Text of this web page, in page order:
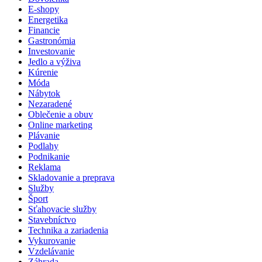
E-shopy
Energetika
Financie
Gastronómia
Investovanie
Jedlo a výživa
Kúrenie
Móda
Nábytok
Nezaradené
Oblečenie a obuv
Online marketing
Plávanie
Podlahy
Podnikanie
Reklama
Skladovanie a preprava
Služby
Šport
Sťahovacie služby
Stavebníctvo
Technika a zariadenia
Vykurovanie
Vzdelávanie